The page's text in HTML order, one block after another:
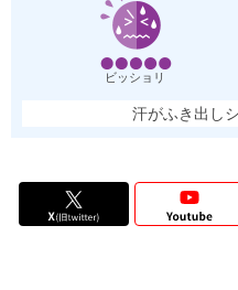
ビッショリ
汗がふき出し